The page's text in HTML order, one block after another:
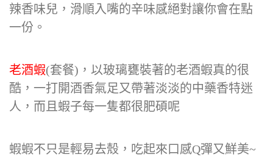
辣香味兒，滑順入嘴的辛味感絕對讓你會在點
一份。
老酒蝦(套餐)，以玻璃甕裝著的老酒蝦真的很
酷，一打開酒香氣足又帶著淡淡的中藥香特迷
人，而且蝦子每一隻都很肥碩呢
蝦蝦不只是輕易去殼，吃起來口感Q彈又鮮美~